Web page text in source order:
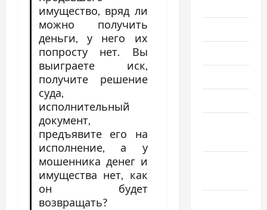
имущество, вряд ли
можно получить
деньги, у него их
попросту нет. Вы
выиграете иск,
получите решение
суда,
исполнительный
документ,
предъявите его на
исполнение, а у
мошенника денег и
имущества нет, как
он будет
возвращать?